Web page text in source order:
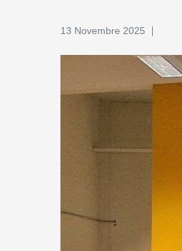
13 Novembre 2025